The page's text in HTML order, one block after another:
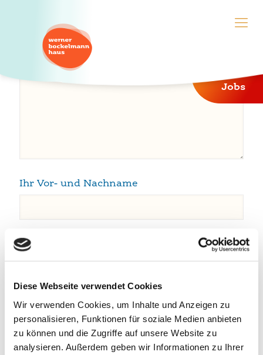
Diese Webseite verwendet Cookies
Wir verwenden Cookies, um Inhalte und Anzeigen zu
personalisieren, Funktionen für soziale Medien anbieten
zu können und die Zugriffe auf unsere Website zu
analysieren. Außerdem geben wir Informationen zu Ihrer
Jobs
Ihr Vor- und Nachname
Ihre E-Mail-Adresse
Ihre Telefonnummer